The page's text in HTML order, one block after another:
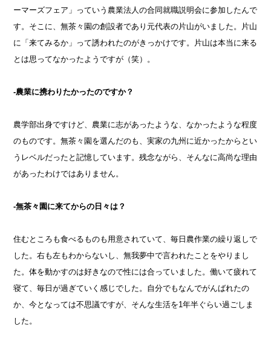
ーマーズフェア」っていう農業法人の合同就職説明会に参加したんで
す。そこに、無茶々園の創設者であり元代表の片山がいました。片山
に「来てみるか」って誘われたのがきっかけです。片山は本当に来る
とは思ってなかったようですが（笑）。
-農業に携わりたかったのですか？
農学部出身ですけど、農業に志があったような、なかったような程度
のものです。無茶々園を選んだのも、実家の九州に近かったからとい
うレベルだったと記憶しています。残念ながら、そんなに高尚な理由
があったわけではありません。
-無茶々園に来てからの日々は？
住むところも食べるものも用意されていて、毎日農作業の繰り返しで
した。右も左もわからないし、無我夢中で言われたことをやりまし
た。体を動かすのは好きなので性には合っていました。働いて疲れて
寝て、毎日が過ぎていく感じでした。自分でもなんでがんばれたの
か、今となっては不思議ですが、そんな生活を1年半ぐらい過ごしま
した。